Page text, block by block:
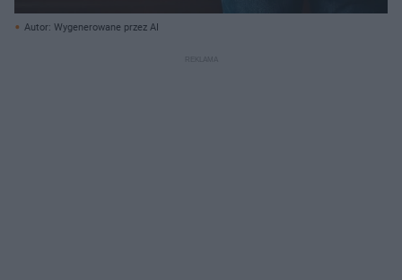
Autor: Wygenerowane przez AI